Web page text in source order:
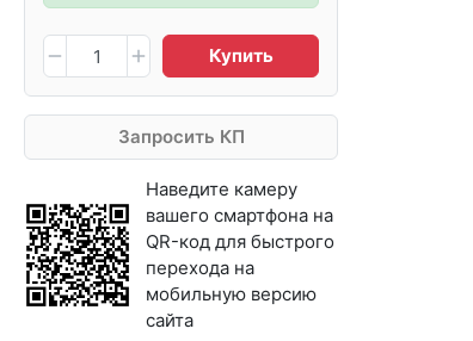
Купить
Запросить КП
Наведите камеру
вашего смартфона на
QR-код для быстрого
перехода на
мобильную версию
сайта